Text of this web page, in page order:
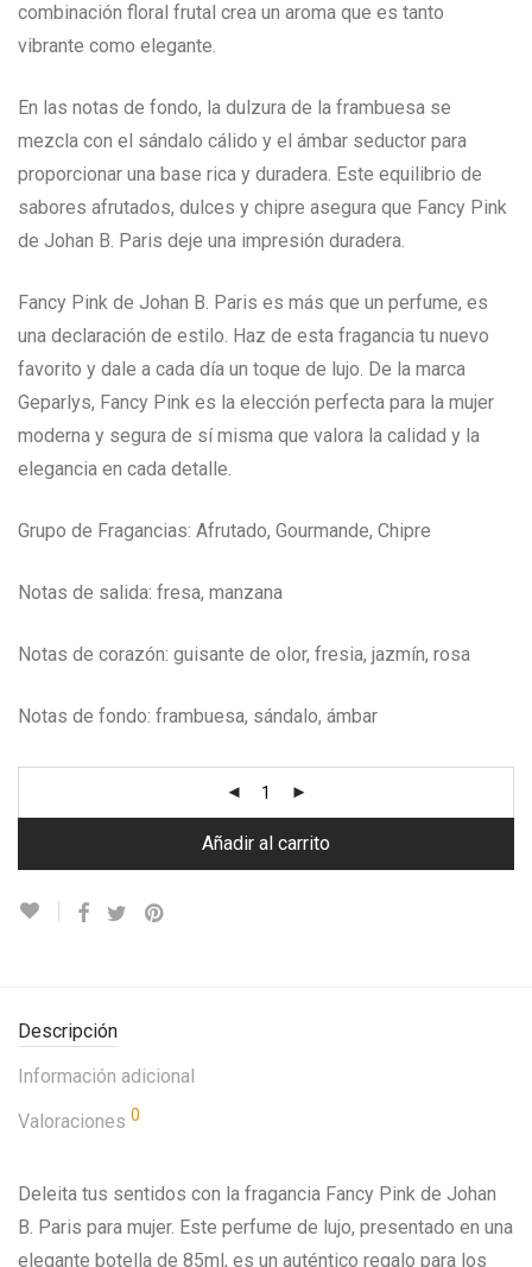
combinación floral frutal crea un aroma que es tanto
vibrante como elegante.
En las notas de fondo, la dulzura de la frambuesa se
mezcla con el sándalo cálido y el ámbar seductor para
proporcionar una base rica y duradera. Este equilibrio de
sabores afrutados, dulces y chipre asegura que Fancy Pink
de Johan B. Paris deje una impresión duradera.
Fancy Pink de Johan B. Paris es más que un perfume, es
una declaración de estilo. Haz de esta fragancia tu nuevo
favorito y dale a cada día un toque de lujo. De la marca
Geparlys, Fancy Pink es la elección perfecta para la mujer
moderna y segura de sí misma que valora la calidad y la
elegancia en cada detalle.
Grupo de Fragancias: Afrutado, Gourmande, Chipre
Notas de salida: fresa, manzana
Notas de corazón: guisante de olor, fresia, jazmín, rosa
Notas de fondo: frambuesa, sándalo, ámbar
Añadir al carrito
Descripción
Información adicional
Valoraciones 0
Deleita tus sentidos con la fragancia Fancy Pink de Johan
B. Paris para mujer. Este perfume de lujo, presentado en una
elegante botella de 85ml, es un auténtico regalo para los